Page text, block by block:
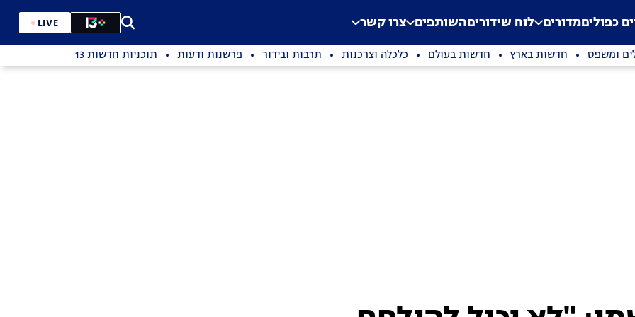
Application error: a
. כפוליםמדורים לוח שידוריםהשותפים צרו קשר LIVE
ומשפט חדשות בארץ חדשות בעולם כלכלה וצרכנות תרבות ובידור פרשנות ודעות תוכניות חדשות 13